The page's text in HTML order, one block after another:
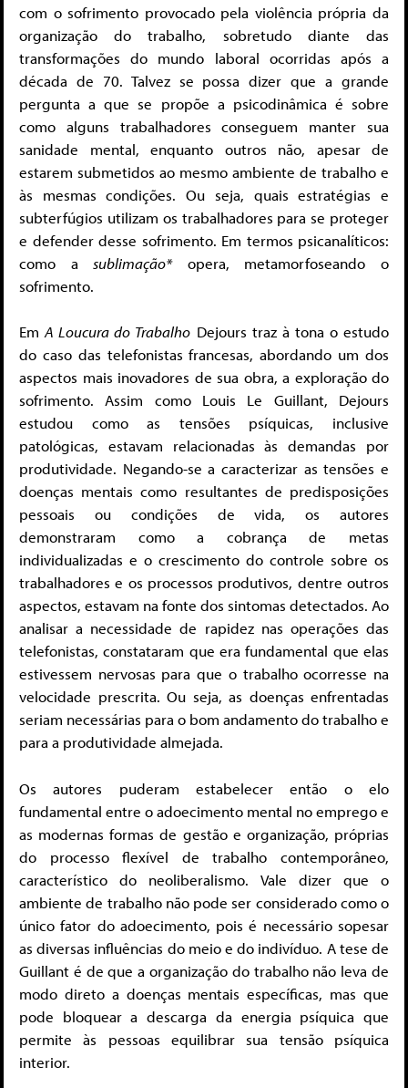
com o sofrimento provocado pela violência própria da
organização do trabalho, sobretudo diante das
transformações do mundo laboral ocorridas após a
década de 70. Talvez se possa dizer que a grande
pergunta a que se propõe a psicodinâmica é sobre
como alguns trabalhadores conseguem manter sua
sanidade mental, enquanto outros não, apesar de
estarem submetidos ao mesmo ambiente de trabalho e
às mesmas condições. Ou seja, quais estratégias e
subterfúgios utilizam os trabalhadores para se proteger
e defender desse sofrimento. Em termos psicanalíticos:
como asublimação*opera, metamorfoseando o
sofrimento.
EmA Loucura do Trabalho Dejours traz à tona o estudo
do caso das telefonistas francesas, abordando um dos
aspectos mais inovadores de sua obra, a exploração do
sofrimento. Assim como Louis Le Guillant, Dejours
estudou como as tensões psíquicas, inclusive
patológicas, estavam relacionadas às demandas por
produtividade. Negando-se a caracterizar as tensões e
doenças mentais como resultantes de predisposições
pessoais ou condições de vida, os autores
demonstraram como a cobrança de metas
individualizadas e o crescimento do controle sobre os
trabalhadores e os processos produtivos, dentre outros
aspectos, estavam na fonte dos sintomas detectados. Ao
analisar a necessidade de rapidez nas operações das
telefonistas, constataram que era fundamental que elas
estivessem nervosas para que o trabalho ocorresse na
velocidade prescrita. Ou seja, as doenças enfrentadas
seriam necessárias para o bom andamento do trabalho e
para a produtividade almejada.
Os autores puderam estabelecer então o elo
fundamental entre o adoecimento mental no emprego e
as modernas formas de gestão e organização, próprias
do processo flexível de trabalho contemporâneo,
característico do neoliberalismo. Vale dizer que o
ambiente de trabalho não pode ser considerado como o
único fator do adoecimento, pois é necessário sopesar
as diversas influências do meio e do indivíduo. A tese de
Guillant é de que a organização do trabalho não leva de
modo direto a doenças mentais específicas, mas que
pode bloquear a descarga da energia psíquica que
permite às pessoas equilibrar sua tensão psíquica
interior.